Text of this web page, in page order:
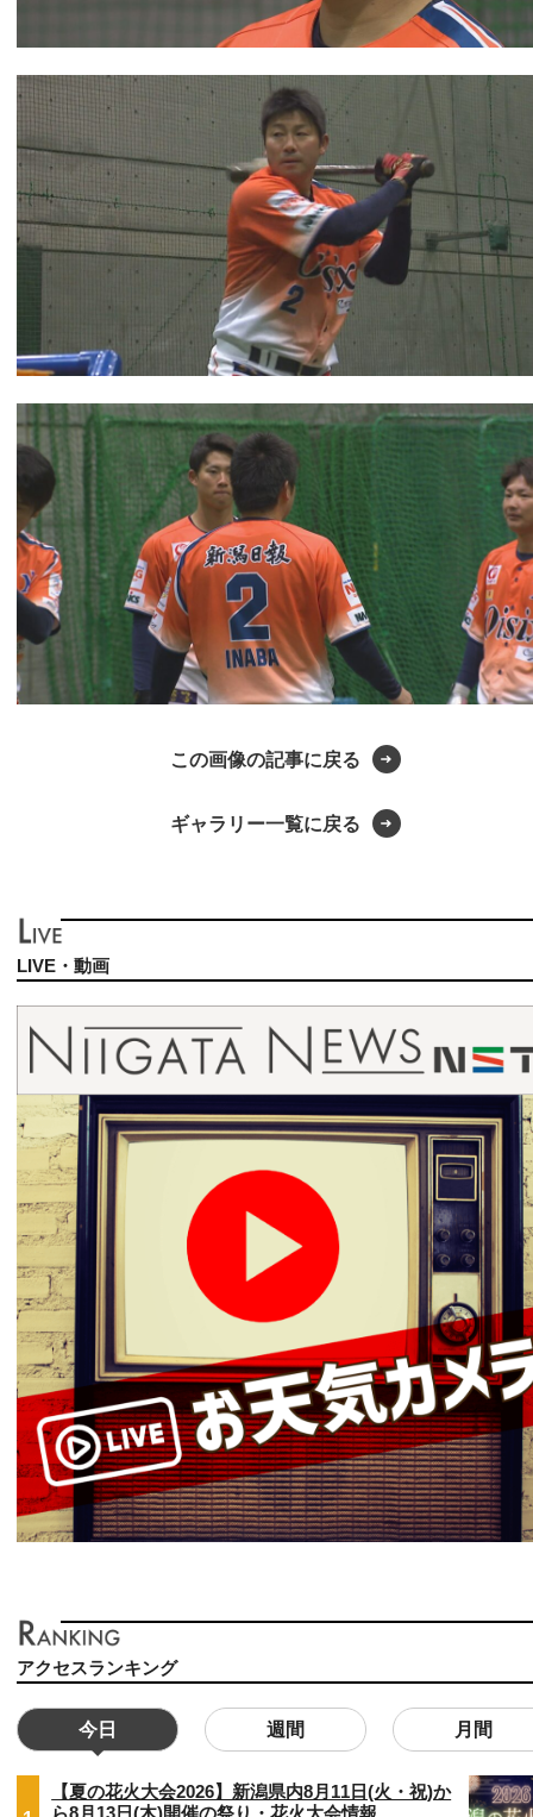
この画像の記事に戻る
ギャラリー一覧に戻る
LIVE・動画
アクセスランキング
今日 週間 月間
【夏の花火大会2026】新潟県内8月11日(火・祝)か